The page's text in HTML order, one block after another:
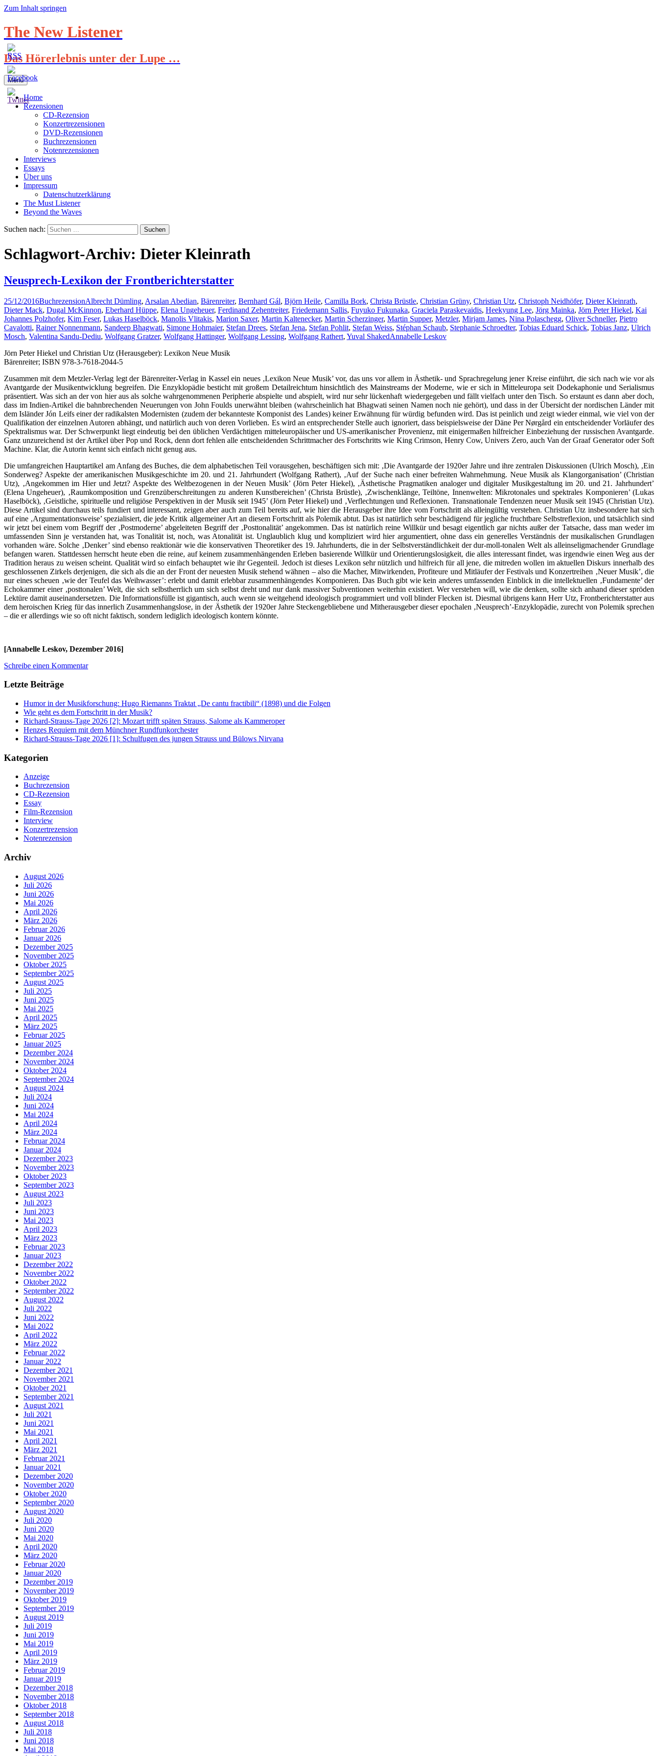
Zum Inhalt springen
The New Listener
Das Hörerlebnis unter der Lupe …
Menü
Home
Rezensionen
CD-Rezension
Konzertrezensionen
DVD-Rezensionen
Buchrezensionen
Notenrezensionen
Interviews
Essays
Über uns
Impressum
Datenschutzerklärung
The Must Listener
Beyond the Waves
Suchen nach:
Schlagwort-Archiv: Dieter Kleinrath
Neusprech-Lexikon der Frontberichterstatter
25/12/2016BuchrezensionAlbrecht Dümling, Arsalan Abedian, Bärenreiter, Bernhard Gál, Björn Heile, Camilla Bork, Christa Brüstle, Christian Grüny, Christian Utz, Christoph Neidhöfer, Dieter Kleinrath,
Dieter Mack, Dugal McKinnon, Eberhard Hüppe, Elena Ungeheuer, Ferdinand Zehentreiter, Friedemann Sallis, Fuyuko Fukunaka, Graciela Paraskevaidis, Heekyung Lee, Jörg Mainka, Jörn Peter Hiekel, Kai
Johannes Polzhofer, Kim Feser, Lukas Haselböck, Manolis Vlitakis, Marion Saxer, Martin Kaltenecker, Martin Scherzinger, Martin Supper, Metzler, Mirjam James, Nina Polaschegg, Oliver Schneller, Pietro
Cavalotti, Rainer Nonnenmann, Sandeep Bhagwati, Simone Hohmaier, Stefan Drees, Stefan Jena, Stefan Pohlit, Stefan Weiss, Stéphan Schaub, Stephanie Schroedter, Tobias Eduard Schick, Tobias Janz, Ulrich
Mosch, Valentina Sandu-Dediu, Wolfgang Gratzer, Wolfgang Hattinger, Wolfgang Lessing, Wolfgang Rathert, Yuval ShakedAnnabelle Leskov
Jörn Peter Hiekel und Christian Utz (Herausgeber): Lexikon Neue Musik
Bärenreiter; ISBN 978-3-7618-2044-5
Zusammen mit dem Metzler-Verlag legt der Bärenreiter-Verlag in Kassel ein neues ‚Lexikon Neue Musik’ vor, das uns vor allem in Ästhetik- und Sprachregelung jener Kreise einführt, die sich nach wie vor als
Avantgarde der Musikentwicklung begreifen. Die Enzyklopädie besticht mit großem Detailreichtum hinsichtlich des Mainstreams der Moderne, wie er sich in Mitteleuropa seit Dodekaphonie und Serialismus
präsentiert. Was sich an der von hier aus als solche wahrgenommenen Peripherie abspielte und abspielt, wird nur sehr lückenhaft wiedergegeben und fällt vielfach unter den Tisch. So erstaunt es dann aber doch,
dass im Indien-Artikel die bahnbrechenden Neuerungen von John Foulds unerwähnt bleiben (wahrscheinlich hat Bhagwati seinen Namen noch nie gehört), und dass in der Übersicht der nordischen Länder mit
dem Isländer Jón Leifs einer der radikalsten Modernisten (zudem der bekannteste Komponist des Landes) keiner Erwähnung für würdig befunden wird. Das ist peinlich und zeigt wieder einmal, wie viel von der
Qualifikation der einzelnen Autoren abhängt, und natürlich auch von deren Vorlieben. Es wird an entsprechender Stelle auch ignoriert, dass beispielsweise der Däne Per Nørgård ein entscheidender Vorläufer des
Spektralismus war. Der Schwerpunkt liegt eindeutig bei den üblichen Verdächtigen mitteleuropäischer und US-amerikanischer Provenienz, mit einigermaßen hilfreicher Einbeziehung der russischen Avantgarde.
Ganz unzureichend ist der Artikel über Pop und Rock, denn dort fehlen alle entscheidenden Schrittmacher des Fortschritts wie King Crimson, Henry Cow, Univers Zero, auch Van der Graaf Generator oder Soft
Machine. Klar, die Autorin kennt sich einfach nicht genug aus.
Die umfangreichen Hauptartikel am Anfang des Buches, die dem alphabetischen Teil vorausgehen, beschäftigen sich mit: ‚Die Avantgarde der 1920er Jahre und ihre zentralen Diskussionen (Ulrich Mosch), ‚Ein
Sonderweg? Aspekte der amerikanischen Musikgeschichte im 20. und 21. Jahrhundert (Wolfgang Rathert), ‚Auf der Suche nach einer befreiten Wahrnehmung. Neue Musik als Klangorganisation’ (Christian
Utz), ‚Angekommen im Hier und Jetzt? Aspekte des Weltbezogenen in der Neuen Musik’ (Jörn Peter Hiekel), ‚Ästhetische Pragmatiken analoger und digitaler Musikgestaltung im 20. und 21. Jahrhundert’
(Elena Ungeheuer), ‚Raumkomposition und Grenzüberschreitungen zu anderen Kunstbereichen’ (Christa Brüstle), ‚Zwischenklänge, Teiltöne, Innenwelten: Mikrotonales und spektrales Komponieren’ (Lukas
Haselböck), ‚Geistliche, spirituelle und religiöse Perspektiven in der Musik seit 1945’ (Jörn Peter Hiekel) und ‚Verflechtungen und Reflexionen. Transnationale Tendenzen neuer Musik seit 1945 (Christian Utz).
Diese Artikel sind durchaus teils fundiert und interessant, zeigen aber auch zum Teil bereits auf, wie hier die Herausgeber ihre Idee vom Fortschritt als alleingültig verstehen. Christian Utz insbesondere hat sich
auf eine ‚Argumentationsweise’ spezialisiert, die jede Kritik allgemeiner Art an diesem Fortschritt als Polemik abtut. Das ist natürlich sehr beschädigend für jegliche fruchtbare Selbstreflexion, und tatsächlich sind
wir jetzt bei einem vom Begriff der ‚Postmoderne’ abgeleiteten Begriff der ‚Posttonalität’ angekommen. Das ist natürlich reine Willkür und besagt eigentlich gar nichts außer der Tatsache, dass man weder im
umfassenden Sinn je verstanden hat, was Tonalität ist, noch, was Atonalität ist. Unglaublich klug und kompliziert wird hier argumentiert, ohne dass ein generelles Verständnis der musikalischen Grundlagen
vorhanden wäre. Solche ‚Denker’ sind ebenso reaktionär wie die konservativen Theoretiker des 19. Jahrhunderts, die in der Selbstverständlichkeit der dur-moll-tonalen Welt als alleinseligmachender Grundlage
befangen waren. Stattdessen herrscht heute eben die reine, auf keinem zusammenhängenden Erleben basierende Willkür und Orientierungslosigkeit, die alles interessant findet, was irgendwie einen Weg aus der
Tradition heraus zu weisen scheint. Qualität wird so einfach behauptet wie ihr Gegenteil. Jedoch ist dieses Lexikon sehr nützlich und hilfreich für all jene, die mitreden wollen im aktuellen Diskurs innerhalb des
geschlossenen Zirkels derjenigen, die sich als die an der Front der neuesten Musik stehend wähnen – also die Macher, Mitwirkenden, Profiteure und Mitläufer der Festivals und Konzertreihen ‚Neuer Musik’, die
nur eines scheuen ‚wie der Teufel das Weihwasser’: erlebt und damit erlebbar zusammenhängendes Komponieren. Das Buch gibt wie kein anderes umfassenden Einblick in die intellektuellen ‚Fundamente’ der
Echokammer einer ‚posttonalen’ Welt, die sich selbstherrlich um sich selbst dreht und nur dank massiver Subventionen weiterhin existiert. Wer verstehen will, wie die denken, sollte sich anhand dieser spröden
Lektüre damit auseinandersetzen. Die Informationsfülle ist gigantisch, auch wenn sie weitgehend ideologisch programmiert und voll blinder Flecken ist. Diesmal übrigens kann Herr Utz, Frontberichterstatter aus
dem heroischen Krieg für das innerlich Zusammenhangslose, in der Ästhetik der 1920er Jahre Steckengebliebene und Mitherausgeber dieser epochalen ‚Neusprech’-Enzyklopädie, zurecht von Polemik sprechen
– die er allerdings wie so oft nicht faktisch, sondern lediglich ideologisch kontern könnte.
[Annabelle Leskov, Dezember 2016]
Schreibe einen Kommentar
Letzte Beiträge
Humor in der Musikforschung: Hugo Riemanns Traktat „De cantu fractibili“ (1898) und die Folgen
Wie geht es dem Fortschritt in der Musik?
Richard-Strauss-Tage 2026 [2]: Mozart trifft späten Strauss, Salome als Kammeroper
Henzes Requiem mit dem Münchner Rundfunkorchester
Richard-Strauss-Tage 2026 [1]: Schulfugen des jungen Strauss und Bülows Nirvana
Kategorien
Anzeige
Buchrezension
CD-Rezension
Essay
Film-Rezension
Interview
Konzertrezension
Notenrezension
Archiv
August 2026
Juli 2026
Juni 2026
Mai 2026
April 2026
März 2026
Februar 2026
Januar 2026
Dezember 2025
November 2025
Oktober 2025
September 2025
August 2025
Juli 2025
Juni 2025
Mai 2025
April 2025
März 2025
Februar 2025
Januar 2025
Dezember 2024
November 2024
Oktober 2024
September 2024
August 2024
Juli 2024
Juni 2024
Mai 2024
April 2024
März 2024
Februar 2024
Januar 2024
Dezember 2023
November 2023
Oktober 2023
September 2023
August 2023
Juli 2023
Juni 2023
Mai 2023
April 2023
März 2023
Februar 2023
Januar 2023
Dezember 2022
November 2022
Oktober 2022
September 2022
August 2022
Juli 2022
Juni 2022
Mai 2022
April 2022
März 2022
Februar 2022
Januar 2022
Dezember 2021
November 2021
Oktober 2021
September 2021
August 2021
Juli 2021
Juni 2021
Mai 2021
April 2021
März 2021
Februar 2021
Januar 2021
Dezember 2020
November 2020
Oktober 2020
September 2020
August 2020
Juli 2020
Juni 2020
Mai 2020
April 2020
März 2020
Februar 2020
Januar 2020
Dezember 2019
November 2019
Oktober 2019
September 2019
August 2019
Juli 2019
Juni 2019
Mai 2019
April 2019
März 2019
Februar 2019
Januar 2019
Dezember 2018
November 2018
Oktober 2018
September 2018
August 2018
Juli 2018
Juni 2018
Mai 2018